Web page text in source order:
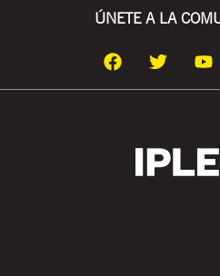
ÚNETE A LA